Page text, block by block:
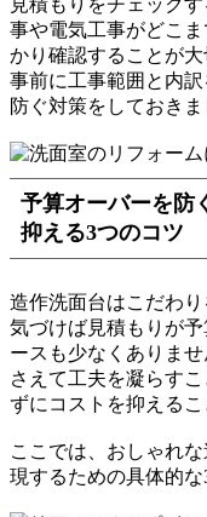
見積もりをチェック
事や電気工事がどこ
かり確認することが
事前に工事範囲と内
防ぐ対策をしておきま
予算オーバーを防
抑える3つのコツ
造作洗面台はこだわ
気づけば見積もりが
ースも少なくありま
さえて工夫を凝らす
ずにコストを抑えるこ
ここでは、おしゃれ
現するための具体的な